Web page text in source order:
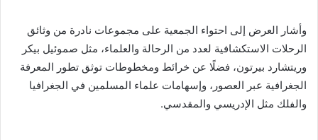
وأشار العرض إلى احتواء الجمعية على مجموعات نادرة من وثائق
الرحلات الاستكشافية لعدد من الرحالة والعلماء، مثل صموئيل بيكر
وريتشارد بيرتون، فضلًا عن خرائط ومخطوطات توثق تطور المعرفة
الجغرافية عبر العصور، وإسهامات علماء المسلمين في الجغرافيا
والفلك مثل الإدريسي والمقدسي.